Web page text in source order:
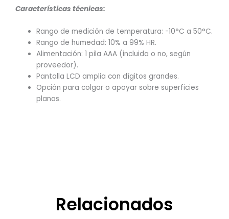
Características técnicas:
Rango de medición de temperatura: -10°C a 50°C.
Rango de humedad: 10% a 99% HR.
Alimentación: 1 pila AAA (incluida o no, según
proveedor).
Pantalla LCD amplia con dígitos grandes.
Opción para colgar o apoyar sobre superficies
planas.
Relacionados